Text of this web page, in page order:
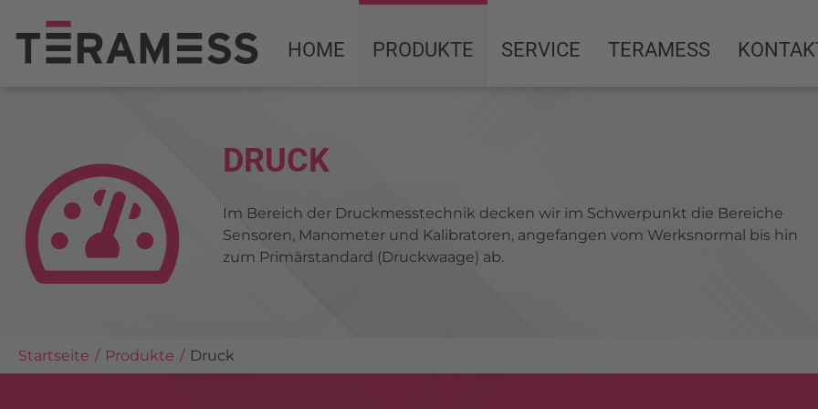
HOME PRODUKTE SERVICE TERAMESS
DRUCK
Im Bereich der Druckmesstechnik decken wir im Schwerpunkt die Bereiche
Sensoren, Manometer und Kalibratoren, angefangen vom Werksnormal bis hin
zum Primärstandard (Druckwaage) ab.
Startseite Produkte Druck